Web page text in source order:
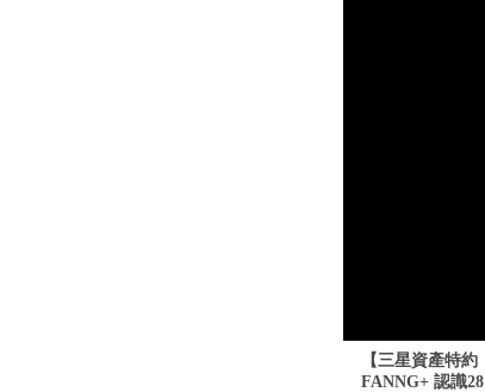
【三星資產特
FANNG+ 認識